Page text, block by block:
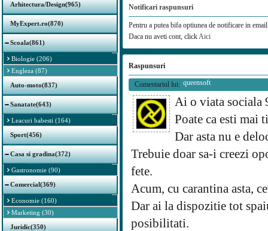
Arhitectura/Design(965)
MyExpert.ro(870)
Scoala(861)
Biologie (206)
Engleza (87)
Auto-moto(837)
Sanatate(643)
Leacuri babesti (164)
Sport(456)
Casa si gradina(372)
Gastronomie (90)
Comercial(369)
Economie (160)
Marketing (30)
Juridic(350)
Notificari raspunsuri
Pentru a putea bifa optiunea de notificare in
Daca nu aveti cont, clickAici
Raspunsuri
Comentariul lui: queensoft
Ai o viata sociala
Poate ca esti mai
Dar asta nu e
Trebuie doar sa-i creezi
fete.
Acum, cu carantina asta,
Dar ai la dispozitie tot
posibilitati.